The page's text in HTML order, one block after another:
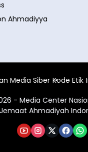
Ahmadiyya
Media Siber Kode Etik
- Media Center
Jemaat Ahmadiyah